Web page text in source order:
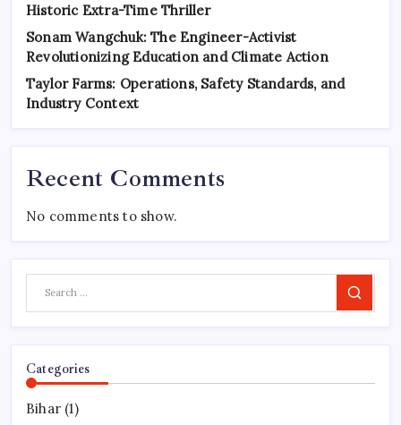
Historic Extra-Time Thriller
Sonam Wangchuk: The Engineer-Activist
Revolutionizing Education and Climate Action
Taylor Farms: Operations, Safety Standards, and
Industry Context
Recent Comments
No comments to show.
Search
Categories
Bihar (1)